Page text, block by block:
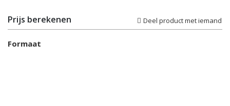
Prijs berekenen Deel product met iemand
Formaat